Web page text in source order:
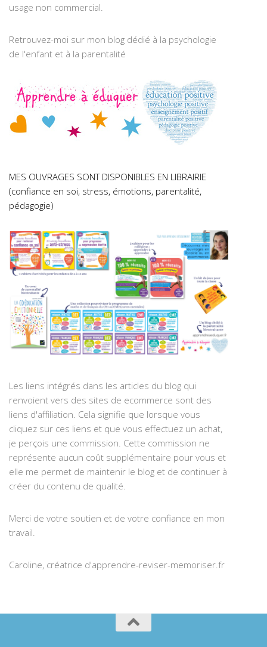
usage non commercial.
Retrouvez-moi sur mon blog dédié à la psychologie
de l'enfant et à la parentalité
MES OUVRAGES SONT DISPONIBLES EN LIBRAIRIE
(confiance en soi, stress, émotions, parentalité,
pédagogie)
Les liens intégrés dans les articles du blog qui
renvoient vers des sites de ecommerce sont des
liens d'affiliation. Cela signifie que lorsque vous
cliquez sur ces liens et que vous effectuez un achat,
je perçois une commission. Cette commission ne
représente aucun coût supplémentaire pour vous et
elle me permet de maintenir le blog et de continuer à
créer du contenu de qualité.
Merci de votre soutien et de votre confiance en mon
travail.
Caroline, créatrice d'apprendre-reviser-memoriser.fr